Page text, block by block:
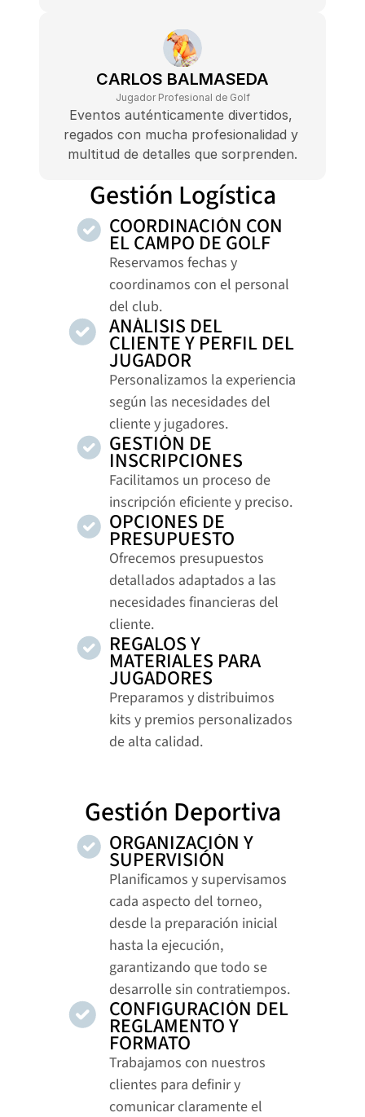
CARLOS BALMASEDA
Jugador Profesional de Golf
Eventos auténticamente divertidos,
regados con mucha profesionalidad y
multitud de detalles que sorprenden.
Gestión Logística
COORDINACIÓN CON
EL CAMPO DE GOLF
Reservamos fechas y
coordinamos con el personal
del club.
ANÁLISIS DEL
CLIENTE Y PERFIL DEL
JUGADOR
Personalizamos la experiencia
según las necesidades del
cliente y jugadores.
GESTIÓN DE
INSCRIPCIONES
Facilitamos un proceso de
inscripción eficiente y preciso.
OPCIONES DE
PRESUPUESTO
Ofrecemos presupuestos
detallados adaptados a las
necesidades financieras del
cliente.
REGALOS Y
MATERIALES PARA
JUGADORES
Preparamos y distribuimos
kits y premios personalizados
de alta calidad.
Gestión Deportiva
ORGANIZACIÓN Y
SUPERVISIÓN
Planificamos y supervisamos
cada aspecto del torneo,
desde la preparación inicial
hasta la ejecución,
garantizando que todo se
desarrolle sin contratiempos.
CONFIGURACIÓN DEL
REGLAMENTO Y
FORMATO
Trabajamos con nuestros
clientes para definir y
comunicar claramente el